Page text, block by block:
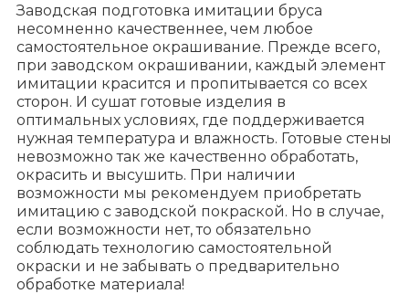
Заводская подготовка имитации бруса
несомненно качественнее, чем любое
самостоятельное окрашивание. Прежде всего,
при заводском окрашивании, каждый элемент
имитации красится и пропитывается со всех
сторон. И сушат готовые изделия в
оптимальных условиях, где поддерживается
нужная температура и влажность. Готовые стены
невозможно так же качественно обработать,
окрасить и высушить. При наличии
возможности мы рекомендуем приобретать
имитацию с заводской покраской. Но в случае,
если возможности нет, то обязательно
соблюдать технологию самостоятельной
окраски и не забывать о предварительно
обработке материала!